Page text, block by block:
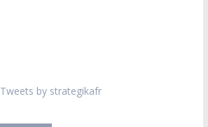
Tweets by strategikafr